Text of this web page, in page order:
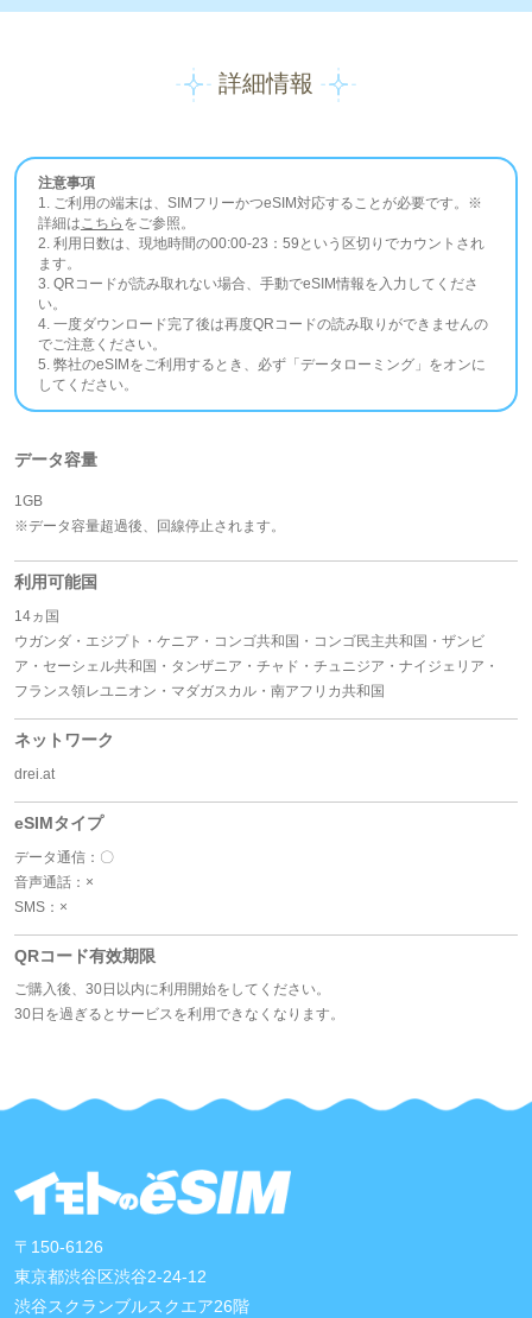
詳細情報
注意事項
1. ご利用の端末は、SIMフリーかつeSIM対応することが必要です。※
詳細は こちら をご参照。
2. 利用日数は、現地時間の00:00-23：59という区切りでカウントされ
ます。
3. QRコードが読み取れない場合、手動でeSIM情報を入力してくださ
い。
4. 一度ダウンロード完了後は再度QRコードの読み取りができませんの
でご注意ください。
5. 弊社のeSIMをご利用するとき、必ず「データローミング」をオンに
してください。
データ容量
1GB
※データ容量超過後、回線停止されます。
利用可能国
14ヵ国
ウガンダ・エジプト・ケニア・コンゴ共和国・コンゴ民主共和国・ザンビ
ア・セーシェル共和国・タンザニア・チャド・チュニジア・ナイジェリア・
フランス領レユニオン・マダガスカル・南アフリカ共和国
ネットワーク
drei.at
eSIMタイプ
データ通信：〇
音声通話：×
SMS：×
QRコード有效期限
ご購入後、30日以内に利用開始をしてください。
30日を過ぎるとサービスを利用できなくなります。
〒150-6126
東京都渋谷区渋谷2-24-12
渋谷スクランブルスクエア26階